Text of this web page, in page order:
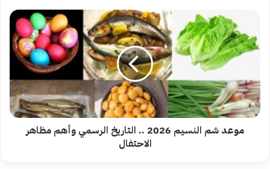
النسيم
2026
التاريخ
الرسمي
وأهم
مظاهر
الاحتفال
موعد شم النسيم 2026 .. التاريخ الرسمي وأهم مظاهر
الاحتفال